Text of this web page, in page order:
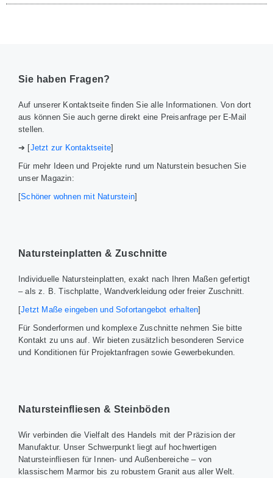
Sie haben Fragen?
Auf unserer Kontaktseite finden Sie alle Informationen. Von dort
aus können Sie auch gerne direkt eine Preisanfrage per E-Mail
stellen.
➔ [Jetzt zur Kontaktseite]
Für mehr Ideen und Projekte rund um Naturstein besuchen Sie
unser Magazin:
[Schöner wohnen mit Naturstein]
Natursteinplatten & Zuschnitte
Individuelle Natursteinplatten, exakt nach Ihren Maßen gefertigt
– als z. B. Tischplatte, Wandverkleidung oder freier Zuschnitt.
[Jetzt Maße eingeben und Sofortangebot erhalten]
Für Sonderformen und komplexe Zuschnitte nehmen Sie bitte
Kontakt zu uns auf. Wir bieten zusätzlich besonderen Service
und Konditionen für Projektanfragen sowie Gewerbekunden.
Natursteinfliesen & Steinböden
Wir verbinden die Vielfalt des Handels mit der Präzision der
Manufaktur. Unser Schwerpunkt liegt auf hochwertigen
Natursteinfliesen für Innen- und Außenbereiche – von
klassischem Marmor bis zu robustem Granit aus aller Welt.